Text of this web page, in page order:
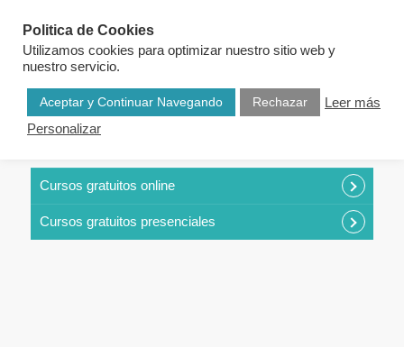
Cursos gratuitos online
Cursos gratuitos presenciales
Politica de Cookies
Utilizamos cookies para optimizar nuestro sitio web y
nuestro servicio.
Aceptar y Continuar Navegando Rechazar
Leer más
Personalizar